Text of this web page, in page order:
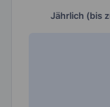
Jährlich (bis